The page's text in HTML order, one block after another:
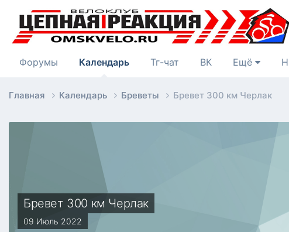
Форумы Календарь Тг-чат ВК Ещё
Главная Календарь Бреветы Бревет 300 км Черлак
Бревет 300 км Черлак
09 Июль 2022